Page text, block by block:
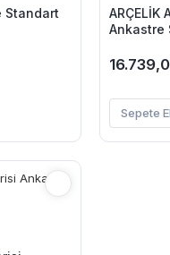
Standart
ARÇELİK
Ankastre
Sepete